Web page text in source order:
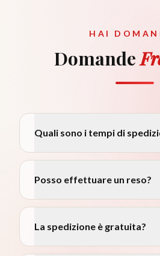
HAI
Domande
Quali sono i tempi di
Posso effettuare un reso?
La spedizione è gratuita?